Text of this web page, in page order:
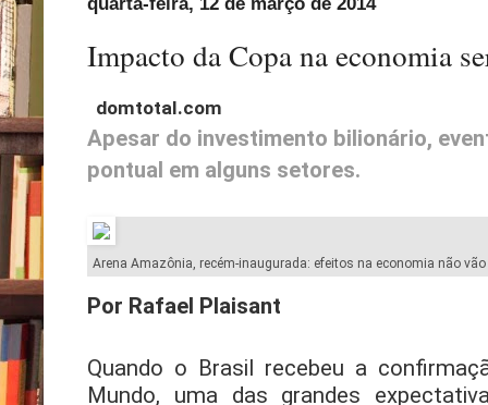
Impacto da Copa na economia
domtotal.com
Apesar do investimento bilionário,
pontual em alguns setores.
Arena Amazônia, recém-inaugurada: efeitos na economia não
Por Rafael Plaisant
Quando o Brasil recebeu a
Mundo, uma das grandes